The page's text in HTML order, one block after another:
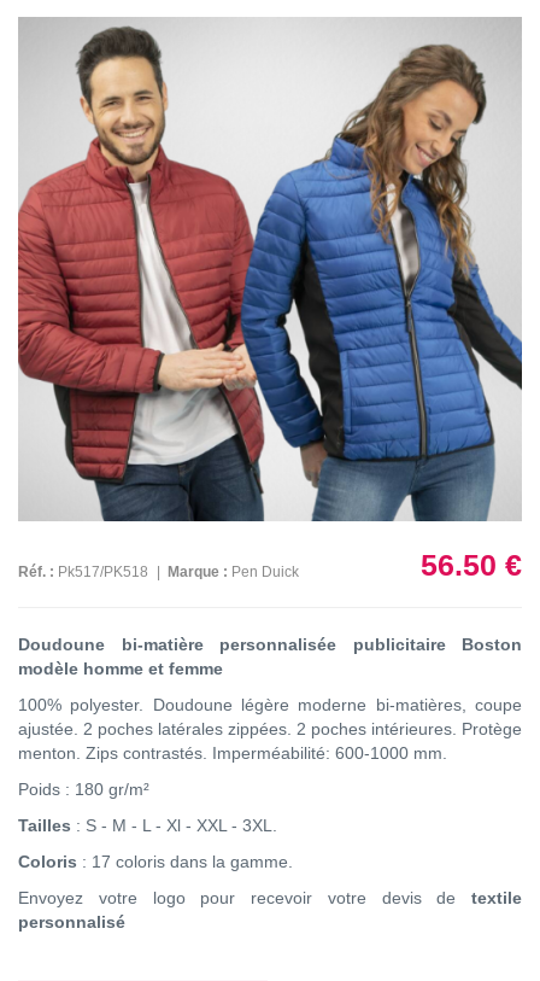
Réf. : Pk517/PK518 Marque : Pen Duick 56.50 €
Doudoune bi-matière personnalisée publicitaire Boston
modèle homme et femme
100% polyester. Doudoune légère moderne bi-matières, coupe
ajustée. 2 poches latérales zippées. 2 poches intérieures. Protège
menton. Zips contrastés. Imperméabilité: 600-1000 mm.
Poids : 180 gr/m²
Tailles : S - M - L - Xl - XXL - 3XL.
Coloris : 17 coloris dans la gamme.
Envoyez votre logo pour recevoir votre devis de textile
personnalisé